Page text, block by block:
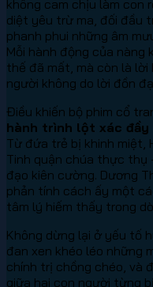
không cam chịu làm con
diệt yêu trừ ma, đối đầu
phanh phui những âm
Mỗi hành động của nàng
thế đã mất, mà còn là
người không do lời đồn
Điều khiến bộ phim cổ
hành trình lột xác đầy
Từ đứa trẻ bị khinh miệt,
Tinh quận chúa thực thụ
đạo kiên cường. Dương
phản tính cách ấy một
tâm lý hiếm thấy trong
Không dừng lại ở yếu tố
đan xen khéo léo những
chính trị chồng chéo, và
giữa hai con người từng